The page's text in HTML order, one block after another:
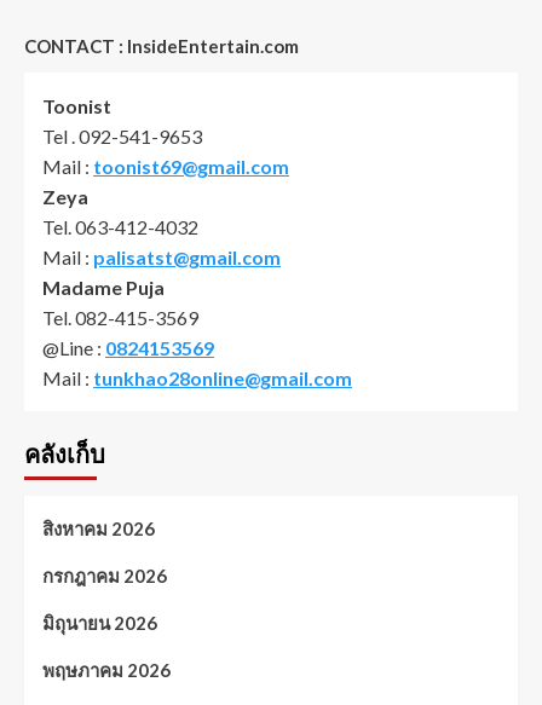
CONTACT : InsideEntertain.com
Toonist
Tel . 092-541-9653
Mail : toonist69@gmail.com
Zeya
Tel. 063-412-4032
Mail : palisatst@gmail.com
Madame Puja
Tel. 082-415-3569
@Line : 0824153569
Mail : tunkhao28online@gmail.com
คลังเก็บ
สิงหาคม 2026
กรกฎาคม 2026
มิถุนายน 2026
พฤษภาคม 2026